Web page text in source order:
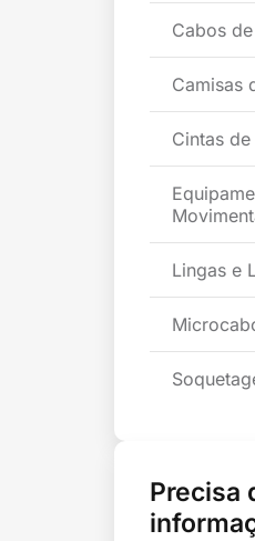
Cabos
Camisas
Cintas
Lingas e
Precisa